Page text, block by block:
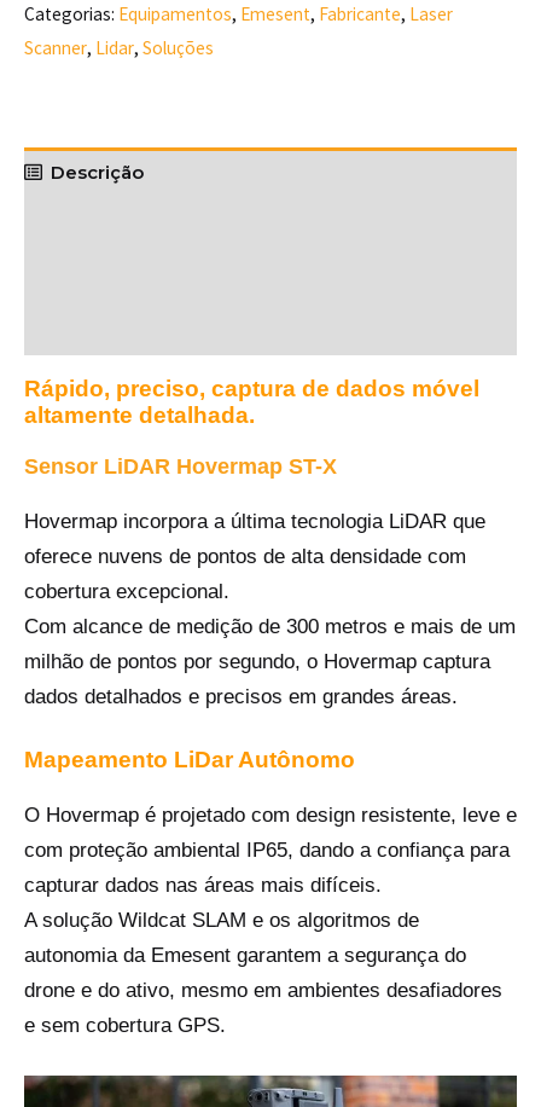
Categorias: Equipamentos, Emesent, Fabricante, Laser
Scanner, Lidar, Soluções
Descrição
Rápido, preciso, captura de dados móvel
altamente detalhada.
Sensor LiDAR Hovermap ST-X
Hovermap incorpora a última tecnologia LiDAR que
oferece nuvens de pontos de alta densidade com
cobertura excepcional.
Com alcance de medição de 300 metros e mais de um
milhão de pontos por segundo, o Hovermap captura
dados detalhados e precisos em grandes áreas.
Mapeamento LiDar Autônomo
O Hovermap é projetado com design resistente, leve e
com proteção ambiental IP65, dando a confiança para
capturar dados nas áreas mais difíceis.
A solução Wildcat SLAM e os algoritmos de
autonomia da Emesent garantem a segurança do
drone e do ativo, mesmo em ambientes desafiadores
e sem cobertura GPS.